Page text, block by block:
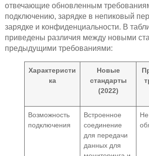
отвечающие обновленным
подключению, зарядке в непиковый
зарядке и конфиденциальности. В
приведены различия между новыми
предыдущими требованиями:
Характеристи
ка
Новые
стандарты
(2022)
Возможность
подключения
Встроенное
соединение
для передачи
данных для
Не